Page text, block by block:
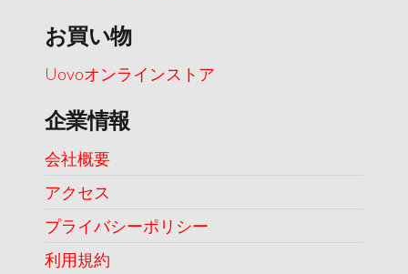
お買い物
Uovoオンラインストア
企業情報
会社概要
アクセス
プライバシーポリシー
利用規約